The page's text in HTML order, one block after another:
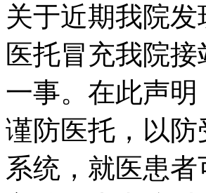
关于近期我院
医托冒充我院
一事。在此声
谨防医托，以
系统，就医患